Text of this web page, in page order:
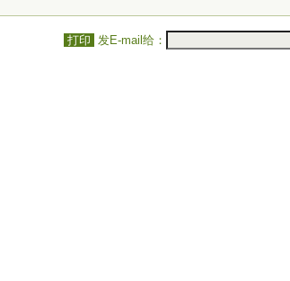
打印 发E-mail给：